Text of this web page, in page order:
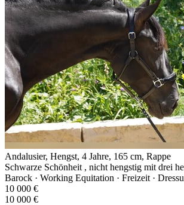
Andalusier, Hengst, 4 Jahre, 165 cm, Rappe
Schwarze Schönheit , nicht hengstig mit drei
Barock · Working Equitation · Freizeit ·
10 000 €
10 000 €